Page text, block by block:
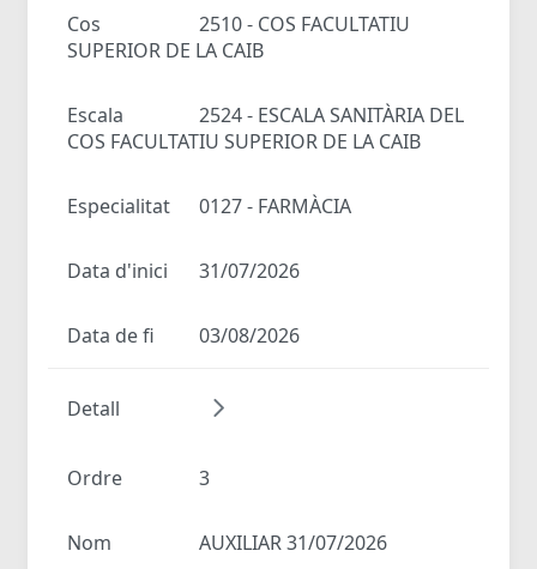
Cos
2510 - COS FACULTATIU
SUPERIOR DE LA CAIB
Escala
2524 - ESCALA SANITÀRIA DEL
COS FACULTATIU SUPERIOR DE LA CAIB
Especialitat 0127 - FARMÀCIA
Data d'inici 31/07/2026
Data de fi 03/08/2026
Detall
Ordre 3
Nom AUXILIAR 31/07/2026